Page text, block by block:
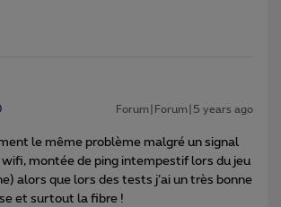
Forum|Forum|5 years ago
le même problème malgré un signal
montée de ping intempestif lors du jeu
alors que lors des tests j’ai un très bonne
et surtout la fibre !